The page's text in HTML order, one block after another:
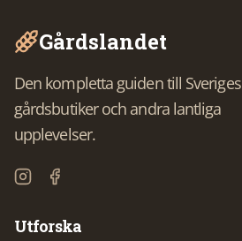
Gårdslandet
Den kompletta guiden till Sveriges
gårdsbutiker och andra lantliga
upplevelser.
Utforska